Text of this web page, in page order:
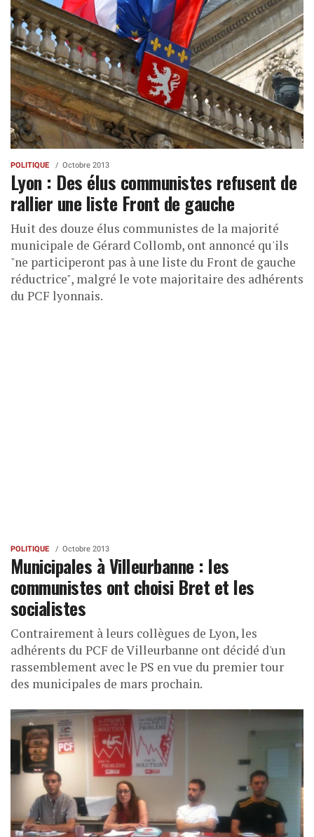
POLITIQUE Octobre 2013
Lyon : Des élus communistes refusent de
rallier une liste Front de gauche
Huit des douze élus communistes de la majorité
municipale de Gérard Collomb, ont annoncé qu'ils
"ne participeront pas à une liste du Front de gauche
réductrice", malgré le vote majoritaire des adhérents
du PCF lyonnais.
POLITIQUE Octobre 2013
Municipales à Villeurbanne : les
communistes ont choisi Bret et les
socialistes
Contrairement à leurs collègues de Lyon, les
adhérents du PCF de Villeurbanne ont décidé d'un
rassemblement avec le PS en vue du premier tour
des municipales de mars prochain.